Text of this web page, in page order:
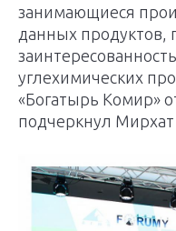
занимающиеся
данных продуктов,
углехимических
«Богатырь Комир»
подчеркнул Мирхат